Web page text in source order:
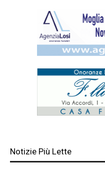
Notizie Più Lette